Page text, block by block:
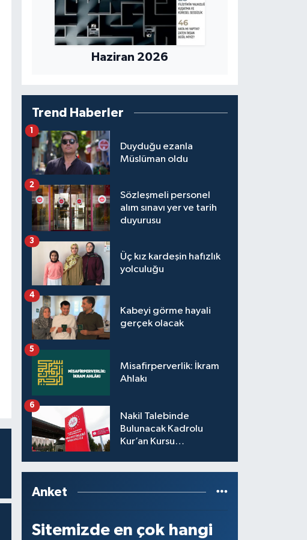
Haziran 2026
Trend Haberler
Duyduğu ezanla
Müslüman oldu
1
Sözleşmeli personel
alım sınavı yer ve tarih
duyurusu
2
Üç kız kardeşin hafızlık
yolculuğu
3
Kabeyi görme hayali
gerçek olacak
4
Misafirperverlik: İkram
Ahlakı
5
Nakil Talebinde
Bulunacak Kadrolu
Kur’an Kursu
6
Anket
Sitemizde en çok hangi